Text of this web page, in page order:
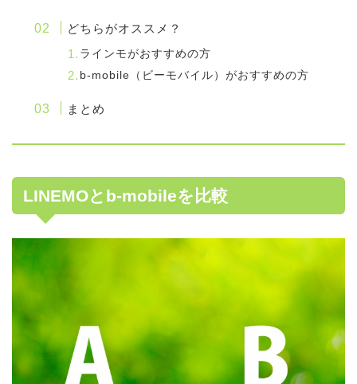
どちらがオススメ？
ラインモがおすすめの方
b-mobile（ビーモバイル）がおすすめの方
まとめ
LINEMOとb-mobileを比較